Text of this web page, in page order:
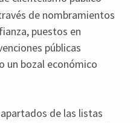
de nombramientos
puestos en
públicas
un bozal económico
de las listas